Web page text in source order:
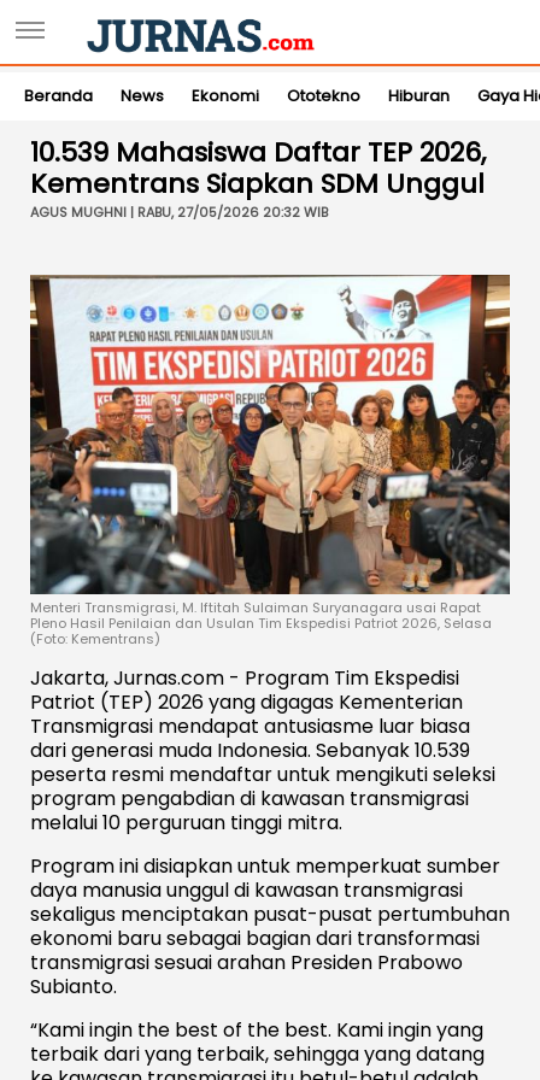
Beranda News Ekonomi Ototekno Hiburan Gaya
10.539 Mahasiswa Daftar TEP 2026,
Kementrans Siapkan SDM Unggul
AGUS MUGHNI | RABU, 27/05/2026 20:32 WIB
Menteri Transmigrasi, M. Iftitah Sulaiman Suryanagara usai Rapat
Pleno Hasil Penilaian dan Usulan Tim Ekspedisi Patriot 2026, Selasa
(Foto: Kementrans)
Jakarta, Jurnas.com - Program Tim Ekspedisi
Patriot (TEP) 2026 yang digagas Kementerian
Transmigrasi mendapat antusiasme luar biasa
dari generasi muda Indonesia. Sebanyak 10.539
peserta resmi mendaftar untuk mengikuti seleksi
program pengabdian di kawasan transmigrasi
melalui 10 perguruan tinggi mitra.
Program ini disiapkan untuk memperkuat sumber
daya manusia unggul di kawasan transmigrasi
sekaligus menciptakan pusat-pusat pertumbuhan
ekonomi baru sebagai bagian dari transformasi
transmigrasi sesuai arahan Presiden Prabowo
Subianto.
“Kami ingin the best of the best. Kami ingin yang
terbaik dari yang terbaik, sehingga yang datang